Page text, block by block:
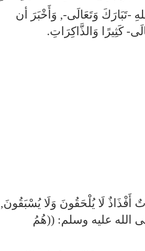
-تَبَارَكَ وَتَعَالَى-, وَأَخْبَرَ أن
كَثِيرًا وَالذَّاكِرَاتِ.
أَفْذَاذٌ لَا يُلْحَقُونَ وَلَا يُسْبَقُونَ,
الله عليه وسلم: ((هُمُ